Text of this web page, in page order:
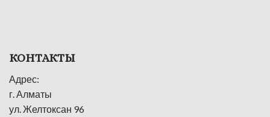
КОНТАКТЫ
Адрес:
г. Алматы
ул. Желтоксан 96